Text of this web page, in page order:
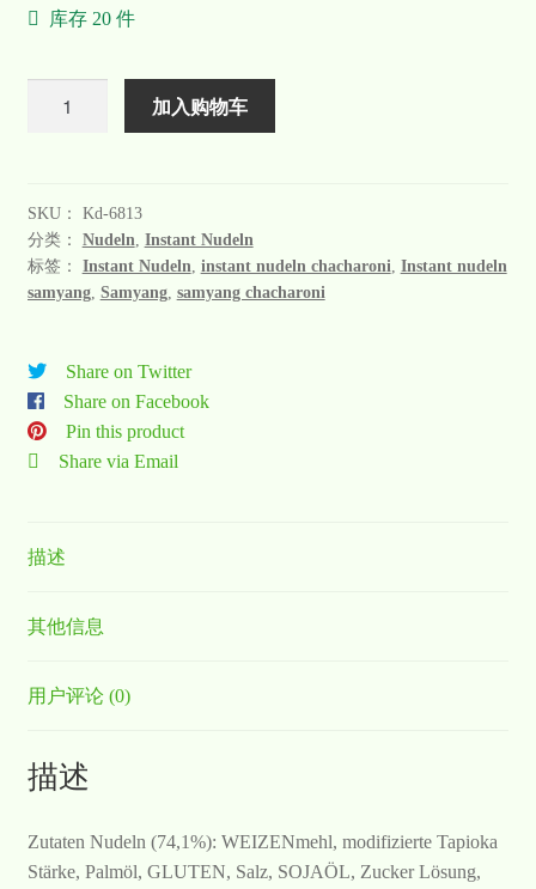
库存 20 件
加入购物车
SKU： Kd-6813
分类： Nudeln Instant Nudeln
标签： Instant Nudeln instant nudeln chacharoni Instant nudeln
samyang, Samyang, samyang chacharoni
Share on Twitter
Share on Facebook
Pin this product
Share via Email
描述
其他信息
用户评论 (0)
描述
Zutaten Nudeln (74,1%): WEIZENmehl, modifizierte Tapioka
Stärke, Palmöl, GLUTEN, Salz, SOJAÖL, Zucker Lösung,